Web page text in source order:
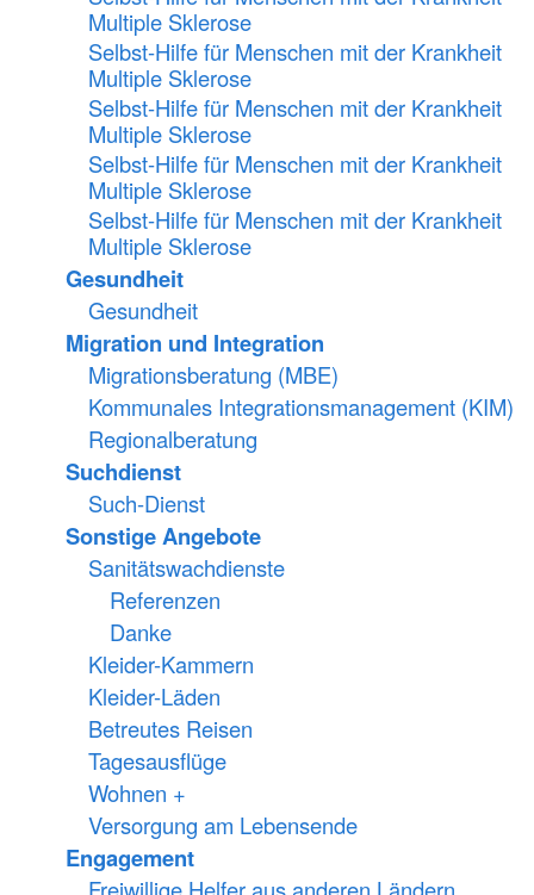
Multiple Sklerose
Selbst-Hilfe für Menschen mit der Krankheit
Multiple Sklerose
Selbst-Hilfe für Menschen mit der Krankheit
Multiple Sklerose
Selbst-Hilfe für Menschen mit der Krankheit
Multiple Sklerose
Selbst-Hilfe für Menschen mit der Krankheit
Multiple Sklerose
Gesundheit
Gesundheit
Migration und Integration
Migrationsberatung (MBE)
Kommunales Integrationsmanagement (KIM)
Regionalberatung
Suchdienst
Such-Dienst
Sonstige Angebote
Sanitätswachdienste
Referenzen
Danke
Kleider-Kammern
Kleider-Läden
Betreutes Reisen
Tagesausflüge
Wohnen +
Versorgung am Lebensende
Engagement